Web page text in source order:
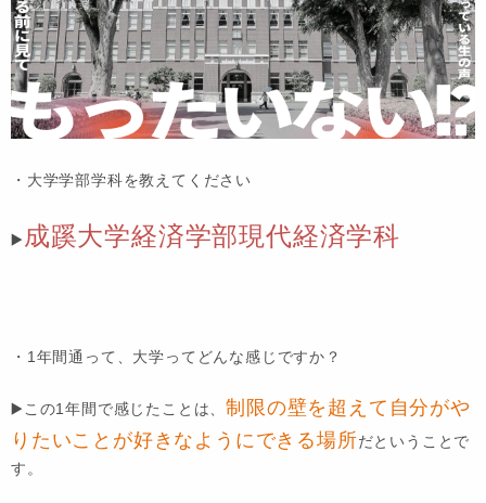
・大学学部学科を教えてください
▶️ 成蹊大学経済学部現代経済学科
・1年間通って、大学ってどんな感じですか？
▶️この1年間で感じたことは、制限の壁を超えて自分がや
りたいことが好きなようにできる場所だということで
す。